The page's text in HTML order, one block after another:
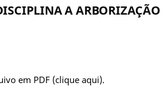
A ARBORIZAÇÃO
em PDF (clique aqui).